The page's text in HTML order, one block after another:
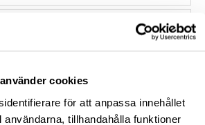
cookies
för att anpassa innehållet
användarna, tillhandahålla funktioner